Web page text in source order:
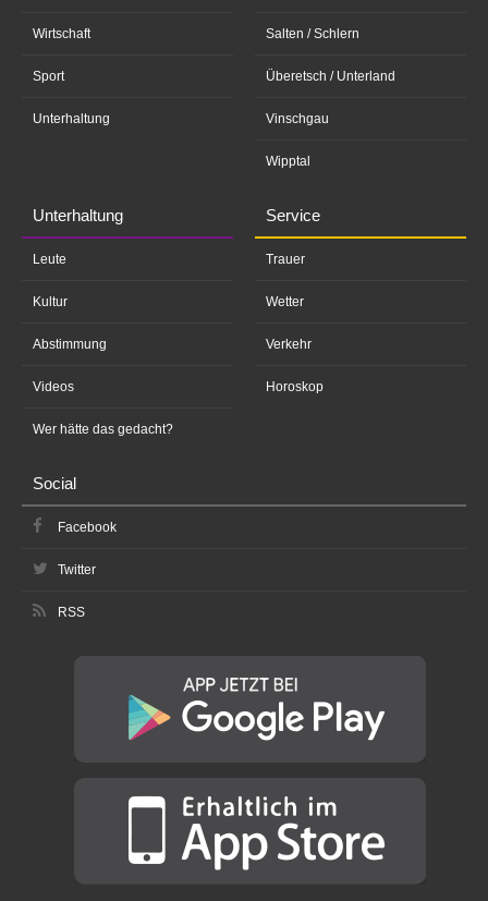
Wirtschaft
Sport
Unterhaltung
Salten / Schlern
Überetsch / Unterland
Vinschgau
Wipptal
Unterhaltung
Leute
Kultur
Abstimmung
Videos
Wer hätte das gedacht?
Service
Trauer
Wetter
Verkehr
Horoskop
Social
Facebook
Twitter
RSS